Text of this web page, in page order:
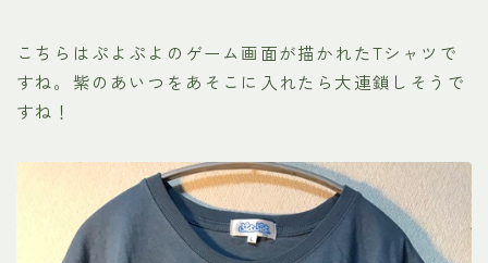
こちらはぷよぷよのゲーム画面が描かれたTシャツで
すね。紫のあいつをあそこに入れたら大連鎖しそうで
すね！